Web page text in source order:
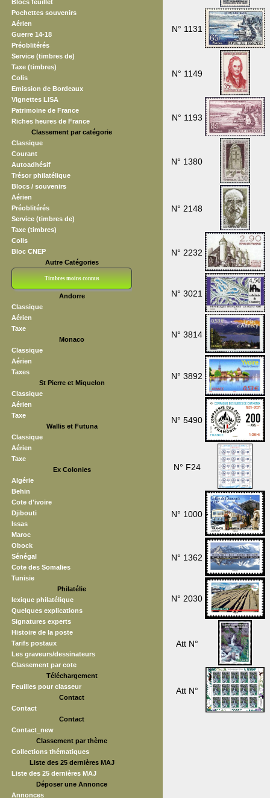
Blocs feuillet
Pochettes souvenirs
Aérien
Guerre 14-18
Préoblitérés
Service (timbres de)
Taxe (timbres)
Colis
Emission de Bordeaux
Vignettes LISA
Patrimoine de France
Riches heures de France
Classement par catégorie
Classique
Courant
Autoadhésif
Trésor philatélique
Blocs / souvenirs
Aérien
Préoblitérés
Service (timbres de)
Taxe (timbres)
Colis
Bloc CNEP
Autre Catégories
Timbres moins connus
Andorre
Classique
Aérien
Taxe
Monaco
Classique
Aérien
Taxes
St Pierre et Miquelon
Classique
Aérien
Taxe
Wallis et Futuna
Classique
Aérien
Taxe
Ex Colonies
Algérie
Behin
Cote d'ivoire
Djibouti
Issas
Maroc
Obock
Sénégal
Cote des Somalies
Tunisie
Philatélie
lexique philatélique
Quelques explications
Signatures experts
Histoire de la poste
Tarifs postaux
Les graveurs/dessinateurs
Classement par cote
Téléchargement
Feuilles pour classeur
Contact
Contact
Contact
Contact_new
Classement par thème
Collections thématiques
Liste des 25 dernières MAJ
Liste des 25 dernières MAJ
Déposer une Annonce
Annonces
N° 1131
N° 1149
N° 1193
N° 1380
N° 2148
N° 2232
N° 3021
N° 3814
N° 3892
N° 5490
N° F24
N° 1000
N° 1362
N° 2030
Att N°
Att N°